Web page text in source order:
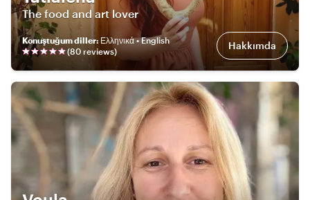
The food and art lover
Konuştuğum diller: Ελληνικά • English
(80 reviews) Hakkımda